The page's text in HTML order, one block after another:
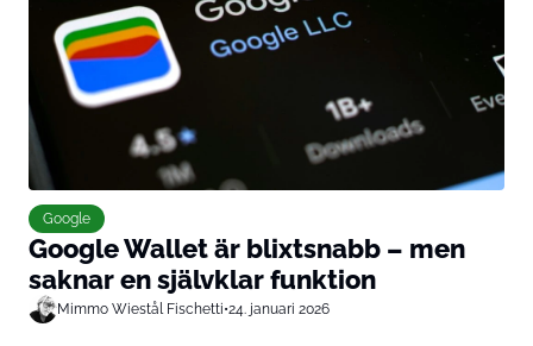
Google
Google Wallet är blixtsnabb – men
saknar en självklar funktion
Mimmo Wiestål Fischetti•24. januari 2026